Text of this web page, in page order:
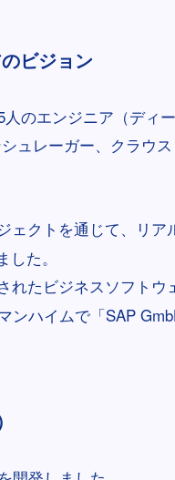
ビジョン
のエンジニア（ディ
ュレーガー、クラウ
ェクトを通じて、リア
た。
れたビジネスソフトウ
ンハイムで「SAP